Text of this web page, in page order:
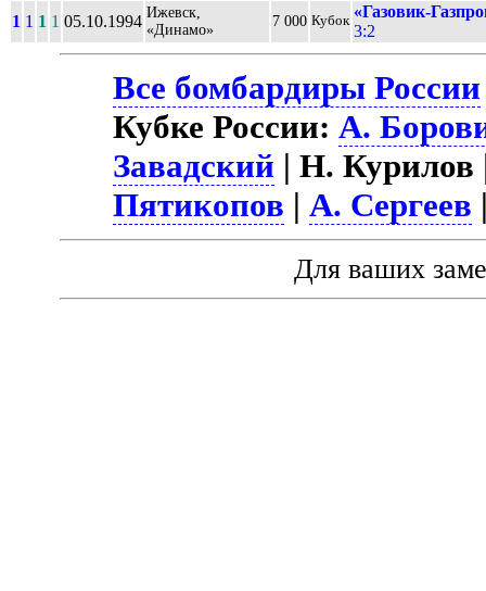
1 1 1 1 05.10.1994 Ижевск,
«Динамо»
7 000 Кубок «Газовик-
3:2
Все бомбардиры России
Кубке России:А.
Завадский | Н.
Пятикопов |А. Сергеев
Для ваших